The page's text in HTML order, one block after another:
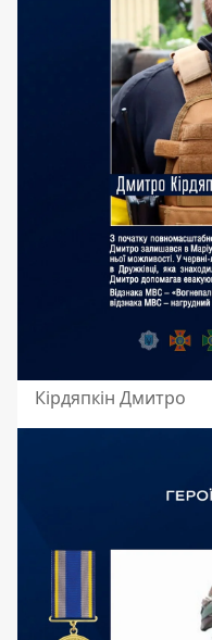
Кірдяпкін Дмитро